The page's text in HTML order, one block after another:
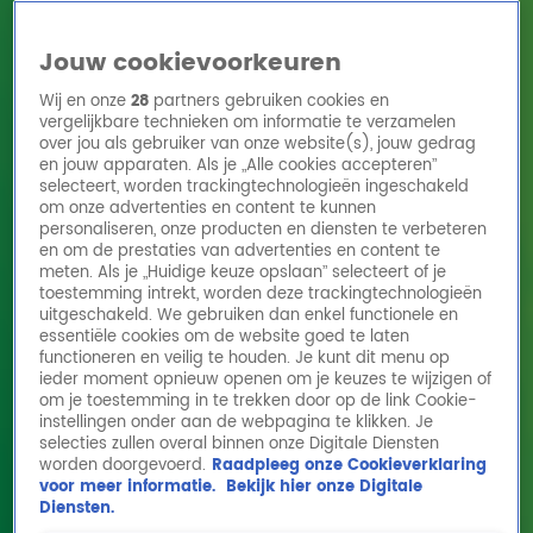
HomeActiesRadioshows DJ'sRadio 10 zendersHitlijsten
Radio luisteren
Volg Radio 10
Zoeken
HomeOnline Radio LuisterenActiesShowsAlle zenders
Erik de Zwart reageert op zijn interview met
Freddie Mercury: 'Een heel bijzonder mens'
2 dec 2025, 15:10
Jouw cookievoorkeuren
Wij en onze28 partners gebruiken cookies en
vergelijkbare technieken om informatie te verzamelen
over jou als gebruiker van onze website(s), jouw gedrag
en jouw apparaten. Als je „Alle cookies accepteren”
selecteert, worden trackingtechnologieën ingeschakeld
om onze advertenties en content te kunnen
personaliseren, onze producten en diensten te verbeteren
en om de prestaties van advertenties en content te
meten. Als je „Huidige keuze opslaan” selecteert of je
toestemming intrekt, worden deze trackingtechnologieën
uitgeschakeld. We gebruiken dan enkel functionele en
essentiële cookies om de website goed te laten
functioneren en veilig te houden. Je kunt dit menu op
ieder moment opnieuw openen om je keuzes te wijzigen of
om je toestemming in te trekken door op de link Cookie-
instellingen onder aan de webpagina te klikken. Je
selecties zullen overal binnen onze Digitale Diensten
worden doorgevoerd. Raadpleeg onze Cookieverklaring
voor meer informatie. Bekijk hier onze Digitale
Diensten.